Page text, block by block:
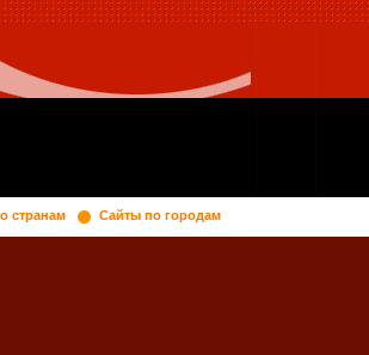
странам
Сайты по городам